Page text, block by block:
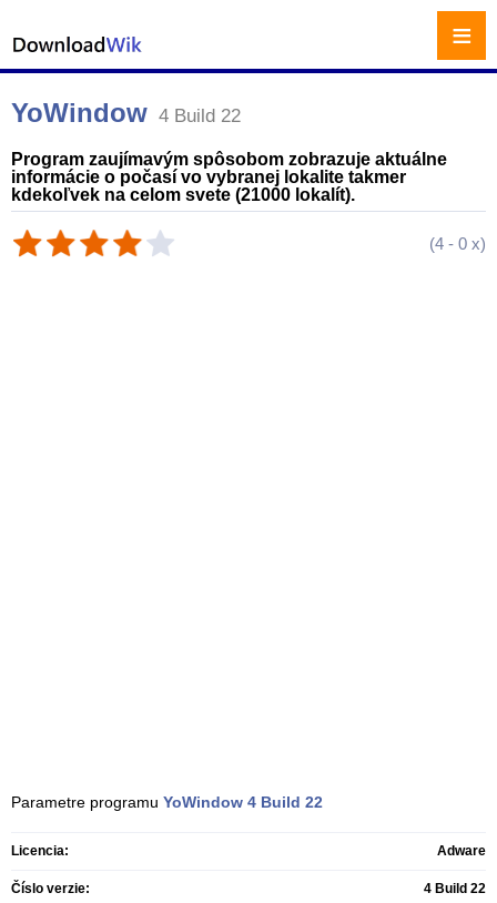
YoWindow 4 Build 22
Program zaujímavým spôsobom zobrazuje aktuálne
informácie o počasí vo vybranej lokalite takmer
kdekoľvek na celom svete (21000 lokalít).
(4 - 0 x)
Parametre programu YoWindow 4 Build 22
Licencia: Adware
Číslo verzie: 4 Build 22
≡